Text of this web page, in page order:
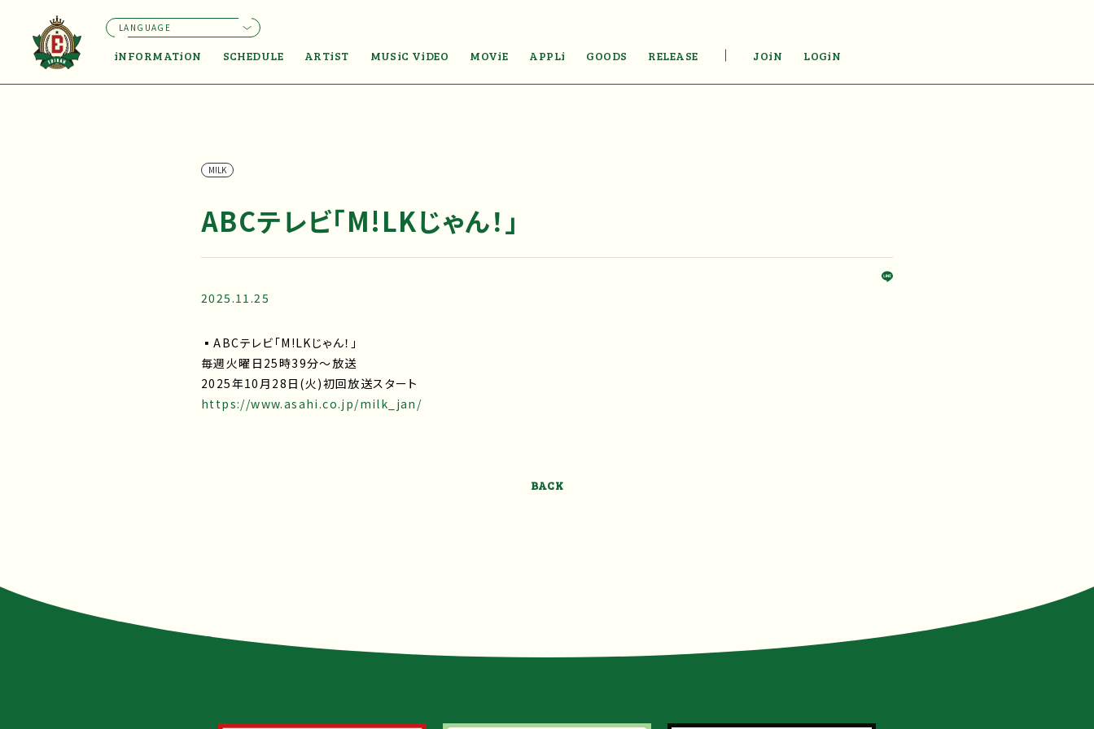
iNFORMATiON SCHEDULE ARTiST MUSiC ViDEO MOViE APPLi GOODS RELEASE JOiN LOGiN
LANGUAGE
M!LK
ABCテレビ「M!LKじゃん！」
2025.11.25
▪ABCテレビ「M!LKじゃん！」
毎週火曜日25時39分～放送
2025年10月28日(火)初回放送スタート
https://www.asahi.co.jp/milk_jan/
BACK